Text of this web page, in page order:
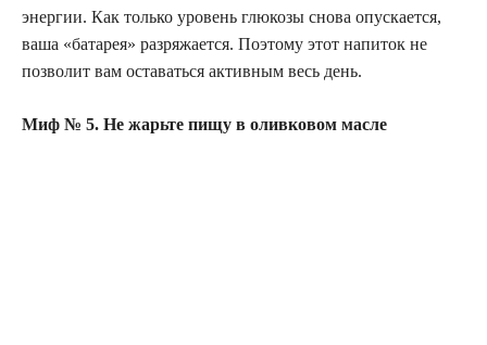
энергии. Как только уровень глюкозы снова опускается,
ваша «батарея» разряжается. Поэтому этот напиток не
позволит вам оставаться активным весь день.
Миф № 5. Не жарьте пищу в оливковом масле